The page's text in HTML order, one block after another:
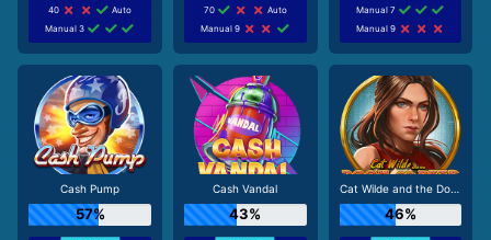
40
Auto
Manual 3
70
Auto
Manual 9
Manual 7
Manual 9
Cash Pump
57%
Cash Vandal
43%
Cat Wilde and the Doom of Dead
46%